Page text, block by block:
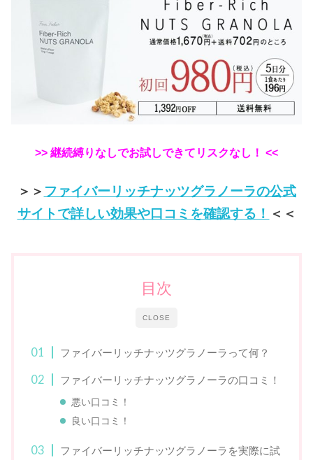
>> 継続縛りなしでお試しできてリスクなし！ <<
＞＞ ファイバーリッチナッツグラノーラの公式
サイトで詳しい効果や口コミを確認する！ ＜＜
CLOSE
目次
ファイバーリッチナッツグラノーラって何？
ファイバーリッチナッツグラノーラの口コミ！
悪い口コミ！
良い口コミ！
ファイバーリッチナッツグラノーラを実際に試